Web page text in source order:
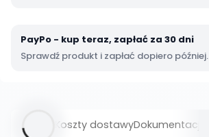
PayPo - kup teraz, zapłać za 30 dni
Sprawdź produkt i zapłać dopiero później.
Opis Koszty dostawyDokumentacja